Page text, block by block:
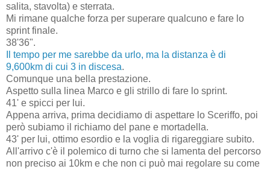
salita, stavolta) e sterrata.
Mi rimane qualche forza per superare qualcuno e fare lo
sprint finale.
38'36".
Il tempo per me sarebbe da urlo, ma la distanza è di
9,600km di cui 3 in discesa.
Comunque una bella prestazione.
Aspetto sulla linea Marco e gli strillo di fare lo sprint.
41' e spicci per lui.
Appena arriva, prima decidiamo di aspettare lo Sceriffo, poi
però subiamo il richiamo del pane e mortadella.
43' per lui, ottimo esordio e la voglia di rigareggiare subito.
All'arrivo c'è il polemico di turno che si lamenta del percorso
non preciso ai 10km e che non ci può mai regolare su come